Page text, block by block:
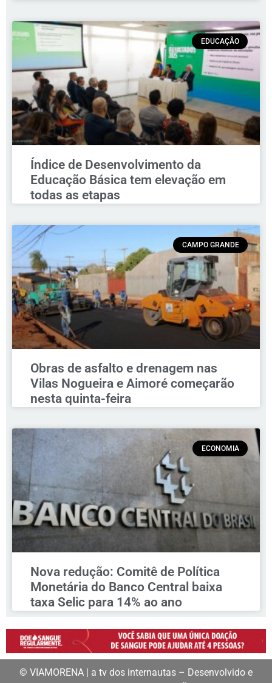
EDUCAÇÃO
Índice de Desenvolvimento da
Educação Básica tem elevação em
todas as etapas
CAMPO GRANDE
Obras de asfalto e drenagem nas
Vilas Nogueira e Aimoré começarão
nesta quinta-feira
ECONOMIA
Nova redução: Comitê de Política
Monetária do Banco Central baixa
taxa Selic para 14% ao ano
© VIAMORENA | a tv dos internautas – Desenvolvido e